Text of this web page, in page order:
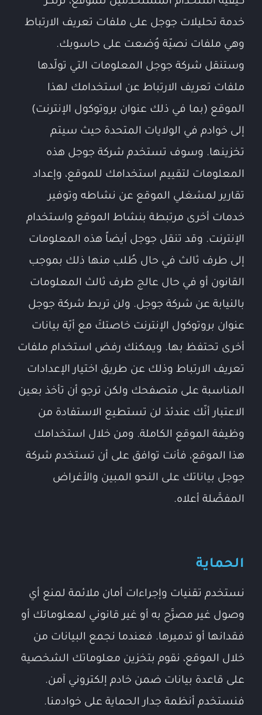
خدمة تحليلات جوجل على ملفات تعريف الارتباط
وهي ملفات نصيّة وُضعت على حاسوبك.
وستنقل شركة جوجل المعلومات التي تولّدها
ملفات تعريف الارتباط عن استخدامك لهذا
الموقع (بما في ذلك عنوان بروتوكول الإنترنت)
إلى خوادم في الولايات المتحدة حيث سيتم
تخزينها. وسوف تستخدم شركة جوجل هذه
المعلومات لتقييم استخدامك للموقع، وإعداد
تقارير لمشغلي الموقع عن نشاطه وتوفير
خدمات أخرى مرتبطة بنشاط الموقع واستخدام
الإنترنت. وقد تنقل جوجل أيضاً هذه المعلومات
إلى طرف ثالث في حال طُلب منها ذلك بموجب
القانون أو في حال عالج طرف ثالث المعلومات
بالنيابة عن شركة جوجل. ولن تربط شركة جوجل
عنوان بروتوكول الإنترنت خاصتكَ مع أيّة بيانات
أخرى تحتفظ بها. ويمكنك رفض استخدام ملفات
تعريف الارتباط وذلك عن طريق اختيار الإعدادات
المناسبة على متصفحك ولكن ترجو أن تأخذ بعين
الاعتبار أنّك عندئذ لن تستطيع الاستفادة من
وظيفة الموقع الكاملة. ومن خلال استخدامك
هذا الموقع، فأنت توافق على أن تستخدم شركة
جوجل بياناتك على النحو المبين والأغراض
المفصَّلة أعلاه.
الحماية
نستخدم تقنيات وإجراءات أمان ملائمة لمنع أي
وصول غير مصرَّح به أو غير قانوني لمعلوماتك أو
فقدانها أو تدميرها. فعندما نجمع البيانات من
خلال الموقع، نقوم بتخزين معلوماتك الشخصية
على قاعدة بيانات ضمن خادم إلكتروني آمن.
فنستخدم أنظمة جدار الحماية على خوادمنا.